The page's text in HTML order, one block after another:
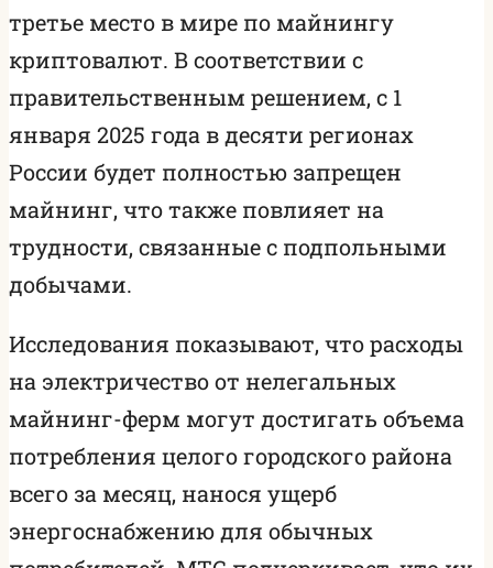
третье место в мире по майнингу
криптовалют. В соответствии с
правительственным решением, с 1
января 2025 года в десяти регионах
России будет полностью запрещен
майнинг, что также повлияет на
трудности, связанные с подпольными
добычами.
Исследования показывают, что расходы
на электричество от нелегальных
майнинг-ферм могут достигать объема
потребления целого городского района
всего за месяц, нанося ущерб
энергоснабжению для обычных